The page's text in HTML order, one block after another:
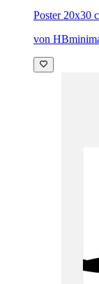
Poster 20x30
von